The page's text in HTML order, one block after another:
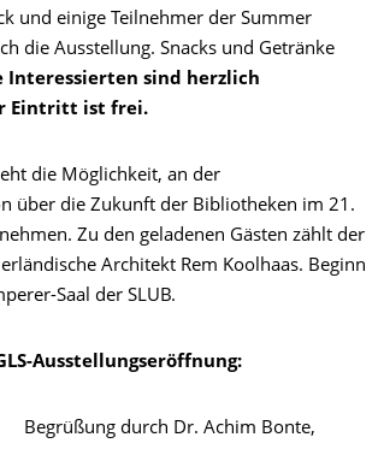
und einige Teilnehmer der Summer
die Ausstellung. Snacks und Getränke
Interessierten sind herzlich
Eintritt ist frei.
die Möglichkeit, an der
über die Zukunft der Bibliotheken im 21.
Zu den geladenen Gästen zählt der
Architekt Rem Koolhaas. Beginn
Saal der SLUB.
Ausstellungseröffnung:
durch Dr. Achim Bonte,